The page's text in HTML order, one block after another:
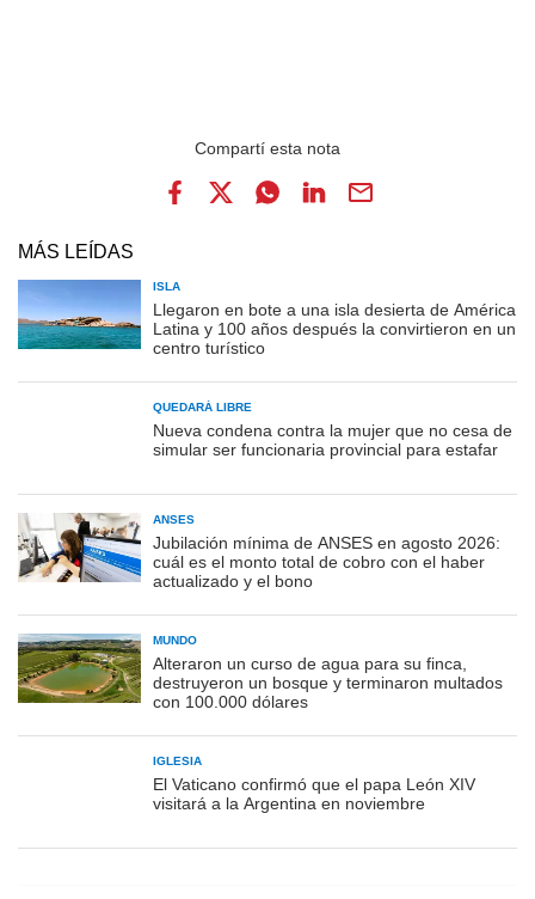
MÁS LEÍDAS
ISLA
Llegaron en bote a una isla desierta de América
Latina y 100 años después la convirtieron en un
centro turístico
QUEDARÁ LIBRE
Nueva condena contra la mujer que no cesa de
simular ser funcionaria provincial para estafar
ANSES
Jubilación mínima de ANSES en agosto 2026:
cuál es el monto total de cobro con el haber
actualizado y el bono
MUNDO
Alteraron un curso de agua para su finca,
destruyeron un bosque y terminaron multados
con 100.000 dólares
IGLESIA
El Vaticano confirmó que el papa León XIV
visitará a la Argentina en noviembre